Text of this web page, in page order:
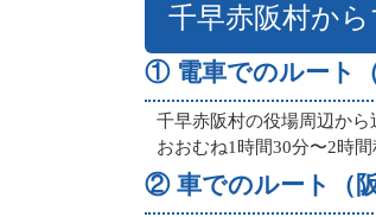
千早赤阪村か
① 電車でのルート（
千早赤阪村の役場周辺か
おおむね1時間30分〜2時
② 車でのルート（阪